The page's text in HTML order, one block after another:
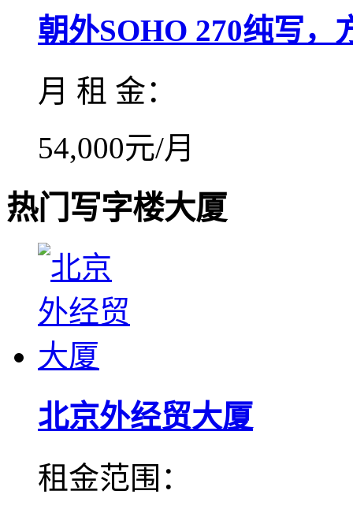
朝外SOHO 270纯写，
月 租 金：
54,000元/月
热门写字楼大厦
北京外经贸大厦
租金范围：